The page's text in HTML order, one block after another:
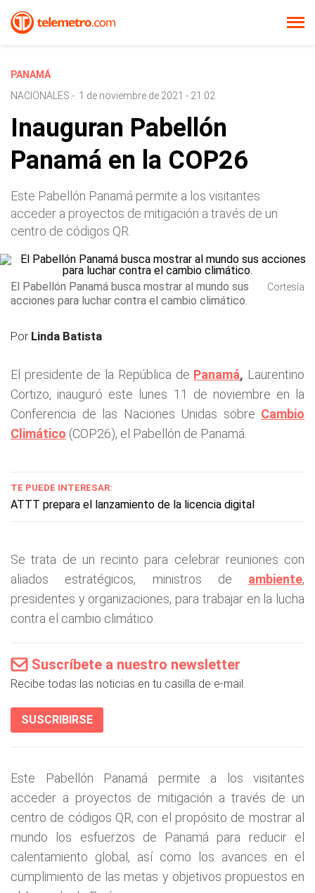
PANAMÁ
NACIONALES - 1 de noviembre de 2021 - 21:02
Inauguran Pabellón
Panamá en la COP26
Este Pabellón Panamá permite a los visitantes
acceder a proyectos de mitigación a través de un
centro de códigos QR.
El Pabellón Panamá busca mostrar al mundo sus
acciones para luchar contra el cambio climático.
Cortesía
Por Linda Batista
El presidente de la República de Panamá, Laurentino
Cortizo, inauguró este lunes 11 de noviembre en la
Conferencia de las Naciones Unidas sobre Cambio
Climático (COP26), el Pabellón de Panamá.
TE PUEDE INTERESAR:
ATTT prepara el lanzamiento de la licencia digital
Se trata de un recinto para celebrar reuniones con
aliados estratégicos, ministros de ambiente,
presidentes y organizaciones, para trabajar en la lucha
contra el cambio climático.
Suscríbete a nuestro newsletter
Recibe todas las noticias en tu casilla de e-mail.
SUSCRIBIRSE
Este Pabellón Panamá permite a los visitantes
acceder a proyectos de mitigación a través de un
centro de códigos QR, con el propósito de mostrar al
mundo los esfuerzos de Panamá para reducir el
calentamiento global, así como los avances en el
cumplimiento de las metas y objetivos propuestos en